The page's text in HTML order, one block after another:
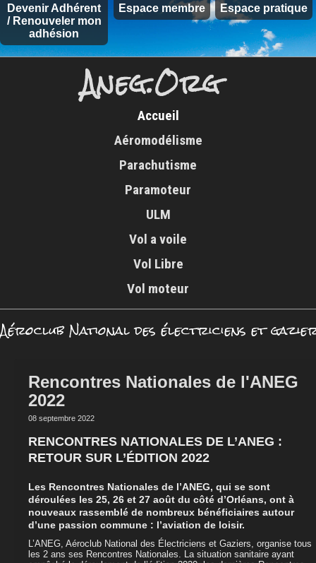
Devenir Adhérent
/ Renouveler mon
adhésion
Espace membre Espace pratique
Aneg.Org
Accueil
Aéromodélisme
Parachutisme
Paramoteur
ULM
Vol a voile
Vol Libre
Vol moteur
Aéroclub National des électriciens et
Rencontres Nationales de l'ANEG
2022
08 septembre 2022
RENCONTRES NATIONALES DE L’ANEG :
RETOUR SUR L’ÉDITION 2022
Les Rencontres Nationales de l’ANEG, qui se sont
déroulées les 25, 26 et 27 août du côté d’Orléans, ont à
nouveaux rassemblé de nombreux bénéficiaires autour
d’une passion commune : l’aviation de loisir.
L’ANEG, Aéroclub National des Électriciens et Gaziers, organise tous
les 2 ans ses Rencontres Nationales. La situation sanitaire ayant